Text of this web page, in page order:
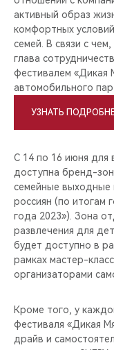
активный образ
комфортных
семей. В связи с
глава
фестивалем «Дикая
автомобильного
УЗНАТЬ
С 14 по 16 июня для
доступна бренд-
семейные выходные
россиян (по итогам
года 2023»). Зона
развлечения для
будет доступно в
рамках мастер-
организаторами
Кроме того, у
фестиваля «Дикая
драйв и